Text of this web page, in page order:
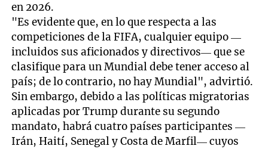
en 2026.
"Es evidente que, en lo que respecta a las
competiciones de la FIFA, cualquier equipo —
incluidos sus aficionados y directivos— que se
clasifique para un Mundial debe tener acceso al
país; de lo contrario, no hay Mundial", advirtió.
Sin embargo, debido a las políticas migratorias
aplicadas por Trump durante su segundo
mandato, habrá cuatro países participantes —
Irán, Haití, Senegal y Costa de Marfil— cuyos